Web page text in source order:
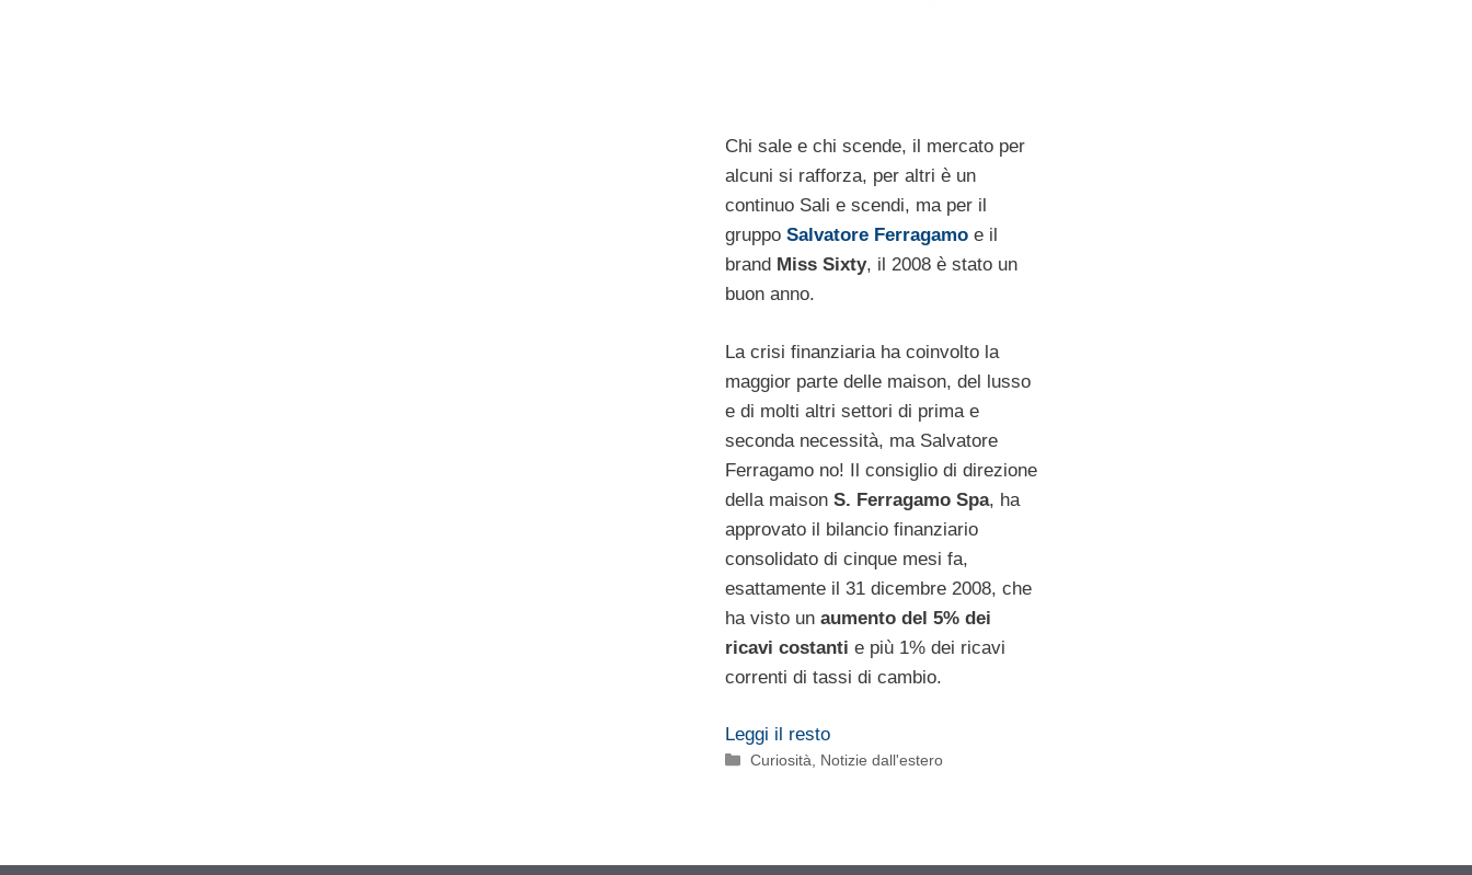
Chi sale e chi scende, il mercato per
alcuni si rafforza, per altri è un
continuo Sali e scendi, ma per il
gruppo Salvatore Ferragamoe il
brand Miss Sixty, il 2008 è stato un
buon anno.
La crisi finanziaria ha coinvolto la
maggior parte delle maison, del lusso
e di molti altri settori di prima e
seconda necessità, ma Salvatore
Ferragamo no! Il consiglio di direzione
della maison S. Ferragamo Spa, ha
approvato il bilancio finanziario
consolidato di cinque mesi fa,
esattamente il 31 dicembre 2008, che
ha visto un aumento del 5% dei
ricavi costanti e più 1% dei ricavi
correnti di tassi di cambio.
Leggi il resto
Categorie
Curiosità Notizie dall'estero